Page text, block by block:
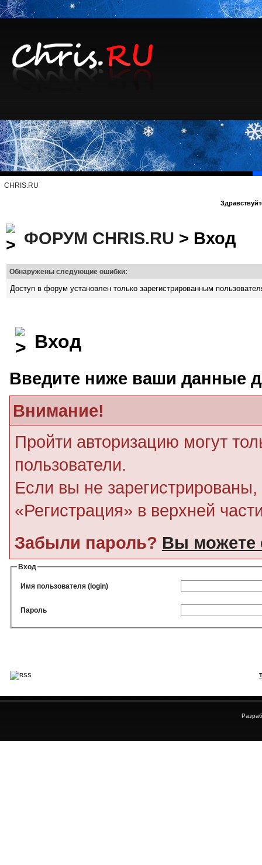
CHRIS.RU
ФОРУМ CHRIS.RU > Вход
Обнаружены следующие ошибки:
Доступ в форум установлен только зарегистрированным
Вход
Введите ниже ваши данные
Внимание!
Пройти авторизацию могут
пользователи.
Если вы не
«Регистрация» в верхней
Забыли пароль? Вы можете
Вход
Имя пользователя (login)
Пароль